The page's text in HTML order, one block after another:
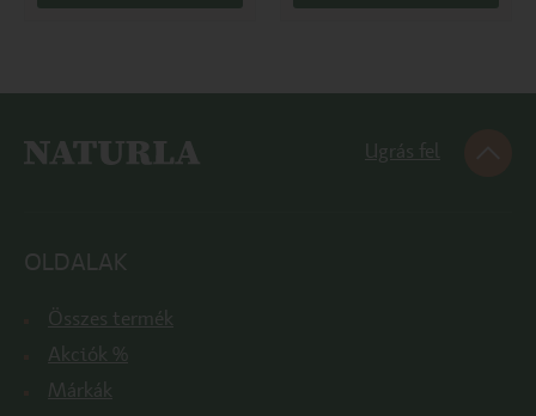
Ugrás fel
OLDALAK
Összes termék
Akciók %
Márkák